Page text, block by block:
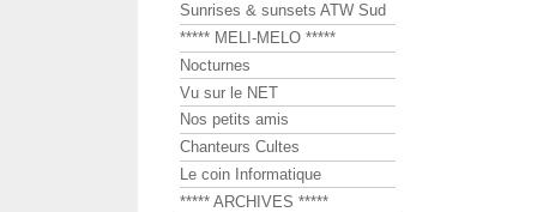
Sunrises & sunsets ATW Sud
***** MELI-MELO *****
Nocturnes
Vu sur le NET
Nos petits amis
Chanteurs Cultes
Le coin Informatique
***** ARCHIVES *****